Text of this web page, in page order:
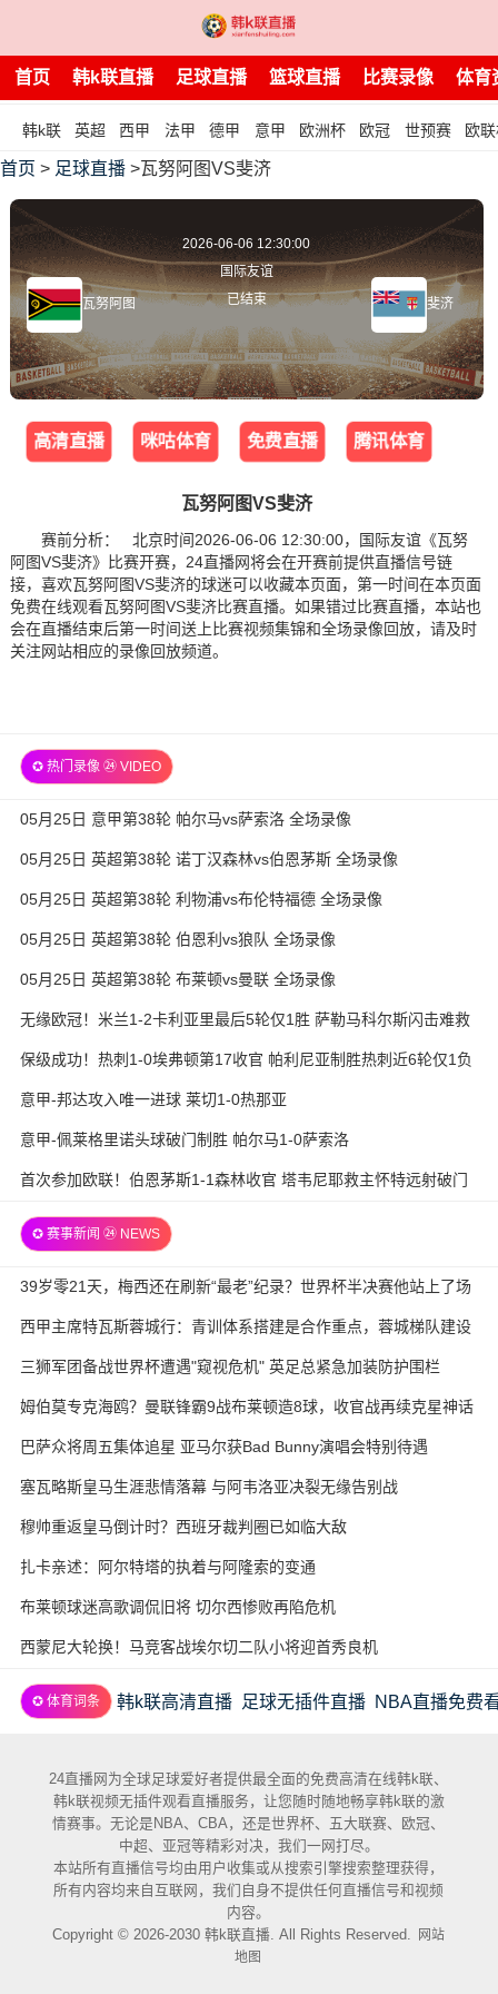
首页 韩k联直播 足球直播 篮球直播 比赛录像 体育
韩k联 英超 西甲 法甲 德甲 意甲 欧洲杯 欧冠 世预赛 欧
首页 > 足球直播 >瓦努阿图VS斐济
瓦努阿图
2026-06-06 12:30:00
国际友谊
已结束
斐济
高清直播 咪咕体育 免费直播 腾讯体育
瓦努阿图VS斐济
赛前分析： 北京时间2026-06-06 12:30:00，国际友谊《瓦努
阿图VS斐济》比赛开赛，24直播网将会在开赛前提供直播信号链
接，喜欢瓦努阿图VS斐济的球迷可以收藏本页面，第一时间在本页面
免费在线观看瓦努阿图VS斐济比赛直播。如果错过比赛直播，本站也
会在直播结束后第一时间送上比赛视频集锦和全场录像回放，请及时
关注网站相应的录像回放频道。
✪ 热门录像 ㉔ VIDEO
05月25日 意甲第38轮 帕尔马vs萨索洛 全场录像
05月25日 英超第38轮 诺丁汉森林vs伯恩茅斯 全场录像
05月25日 英超第38轮 利物浦vs布伦特福德 全场录像
05月25日 英超第38轮 伯恩利vs狼队 全场录像
05月25日 英超第38轮 布莱顿vs曼联 全场录像
无缘欧冠！米兰1-2卡利亚里最后5轮仅1胜 萨勒马科尔斯闪击难救
主
保级成功！热刺1-0埃弗顿第17收官 帕利尼亚制胜热刺近6轮仅1负
意甲-邦达攻入唯一进球 莱切1-0热那亚
意甲-佩莱格里诺头球破门制胜 帕尔马1-0萨索洛
首次参加欧联！伯恩茅斯1-1森林收官 塔韦尼耶救主怀特远射破门
✪ 赛事新闻 ㉔ NEWS
39岁零21天，梅西还在刷新“最老”纪录？世界杯半决赛他站上了场
西甲主席特瓦斯蓉城行：青训体系搭建是合作重点，蓉城梯队建设
待加强
三狮军团备战世界杯遭遇"窥视危机" 英足总紧急加装防护围栏
姆伯莫专克海鸥？曼联锋霸9战布莱顿造8球，收官战再续克星神话
巴萨众将周五集体追星 亚马尔获Bad Bunny演唱会特别待遇
塞瓦略斯皇马生涯悲情落幕 与阿韦洛亚决裂无缘告别战
穆帅重返皇马倒计时？西班牙裁判圈已如临大敌
扎卡亲述：阿尔特塔的执着与阿隆索的变通
布莱顿球迷高歌调侃旧将 切尔西惨败再陷危机
西蒙尼大轮换！马竞客战埃尔切二队小将迎首秀良机
✪ 体育词条 韩k联高清直播 足球无插件直播 NBA直播免费
24直播网为全球足球爱好者提供最全面的免费高清在线韩k联、
韩k联视频无插件观看直播服务，让您随时随地畅享韩k联的激
情赛事。无论是NBA、CBA，还是世界杯、五大联赛、欧冠、
中超、亚冠等精彩对决，我们一网打尽。
本站所有直播信号均由用户收集或从搜索引擎搜索整理获得，
所有内容均来自互联网，我们自身不提供任何直播信号和视频
内容。
Copyright © 2026-2030 韩k联直播. All Rights Reserved.
网站
地图